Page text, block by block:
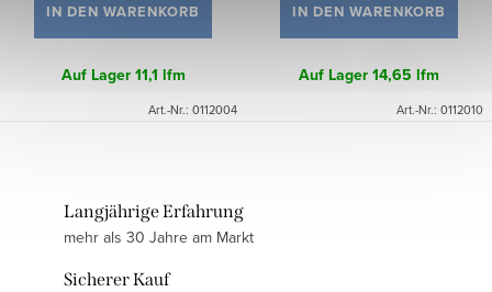
IN DEN WARENKORB
Auf Lager11,1 lfm
Art.-Nr.: 0112004
IN DEN WARENKORB
Auf Lager14,65 lfm
Art.-Nr.: 0112010
Langjährige Erfahrung
mehr als 30 Jahre am Markt
Sicherer Kauf